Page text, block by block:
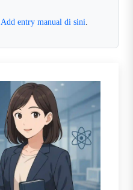
Add entry manual di sini.